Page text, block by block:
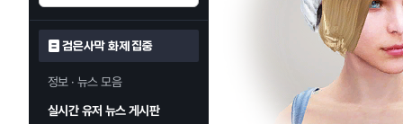
검은사막 화제 집중
정보 · 뉴스 모음
실시간 유저 뉴스 게시판